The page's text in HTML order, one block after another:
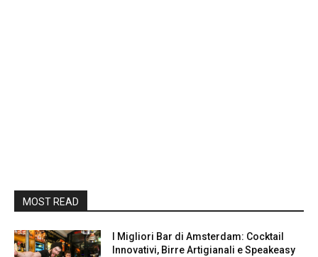
MOST READ
I Migliori Bar di Amsterdam: Cocktail
Innovativi, Birre Artigianali e Speakeasy